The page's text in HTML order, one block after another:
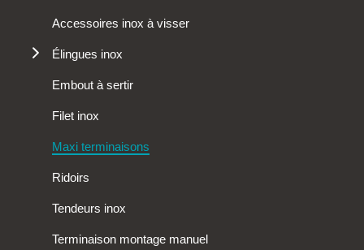
Terminaison à chape
Terminaison à œil
Accessoires inox à visser
Élingues inox
Élingues câble inox
Embout à sertir
Filet inox
Maxi terminaisons
Ridoirs
Tendeurs inox
Terminaison montage manuel